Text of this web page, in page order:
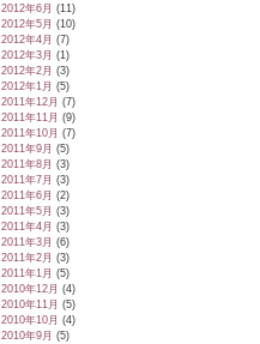
2012年6月 (11)
2012年5月 (10)
2012年4月 (7)
2012年3月 (1)
2012年2月 (3)
2012年1月 (5)
2011年12月 (7)
2011年11月 (9)
2011年10月 (7)
2011年9月 (5)
2011年8月 (3)
2011年7月 (3)
2011年6月 (2)
2011年5月 (3)
2011年4月 (3)
2011年3月 (6)
2011年2月 (3)
2011年1月 (5)
2010年12月 (4)
2010年11月 (5)
2010年10月 (4)
2010年9月 (5)